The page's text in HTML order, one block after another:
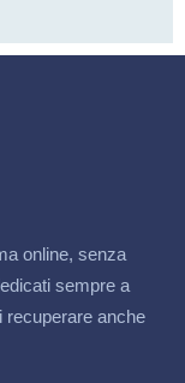
online, senza
sempre a
recuperare anche